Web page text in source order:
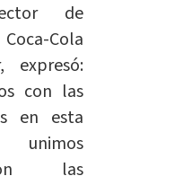
de
Cola
expresó:
con las
en esta
unimos
las